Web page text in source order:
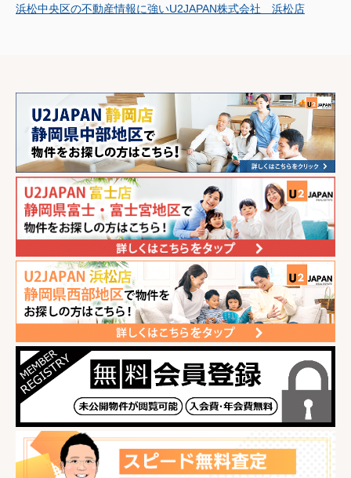
浜松中央区の不動産情報に強いU2JAPAN株式会社 浜松店